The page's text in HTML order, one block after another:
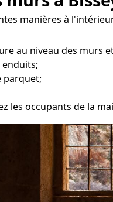
manières à
au niveau des murs
parquet;
occupants de la